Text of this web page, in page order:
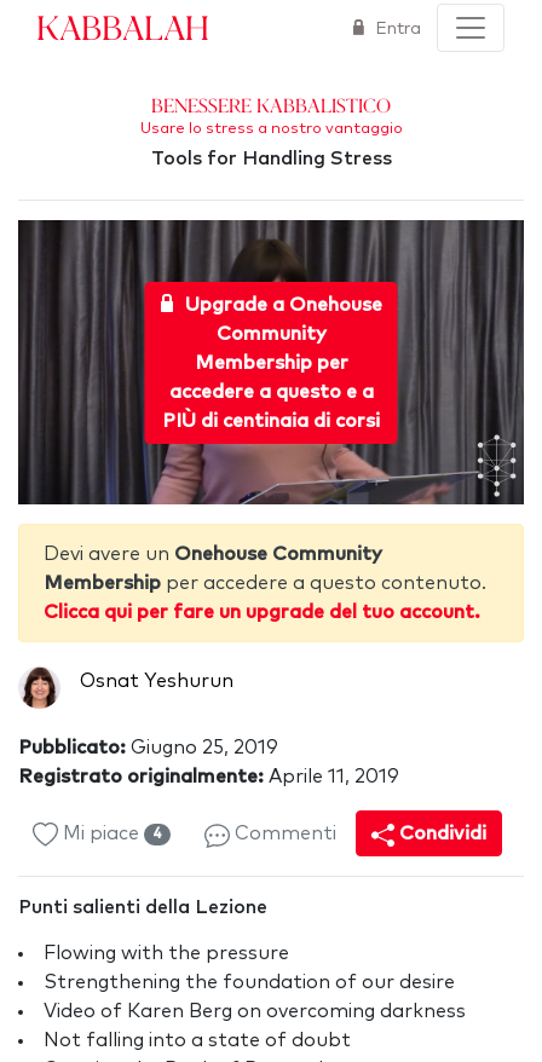
Kabbalah Entra
Benessere kabbalistico
Usare lo stress a nostro vantaggio
Tools for Handling Stress
Upgrade a Onehouse
Community
Membership per
accedere a questo e a
PIÙ di centinaia di corsi
Devi avere un Onehouse Community
Membership per accedere a questo contenuto.
Clicca qui per fare un upgrade del tuo account.
Osnat Yeshurun
Pubblicato: Giugno 25, 2019
Registrato originalmente: Aprile 11, 2019
Mi piace 4 Commenti Condividi
Punti salienti della Lezione
Flowing with the pressure
Strengthening the foundation of our desire
Video of Karen Berg on overcoming darkness
Not falling into a state of doubt